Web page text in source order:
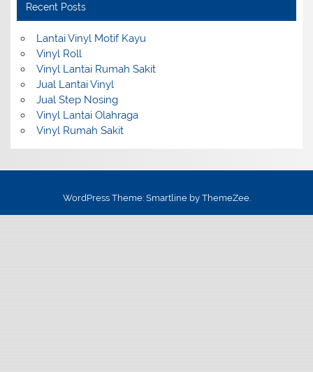
Recent Posts
Lantai Vinyl Motif Kayu
Vinyl Roll
Vinyl Lantai Rumah Sakit
Jual Lantai Vinyl
Jual Step Nosing
Vinyl Lantai Olahraga
Vinyl Rumah Sakit
WordPress Theme: Smartline by ThemeZee.